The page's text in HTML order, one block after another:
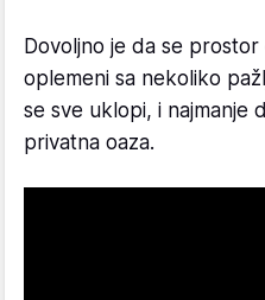
Dovoljno je da se
oplemeni sa nekoliko
se sve uklopi, i najmanje
privatna oaza.